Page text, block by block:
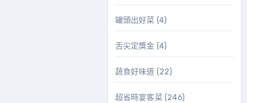
罐頭出好菜 (4)
舌尖定獎金 (4)
蔬食好味道 (22)
超省時宴客菜 (246)